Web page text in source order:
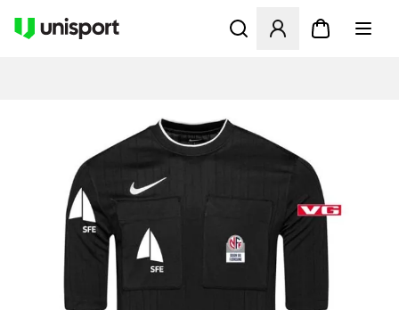
Åbner en Modal til at